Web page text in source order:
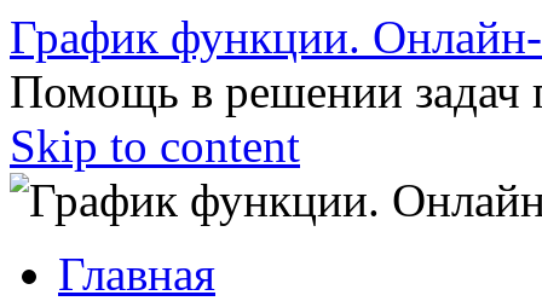
График функции.
Помощь в решении задач
Skip to content
Главная